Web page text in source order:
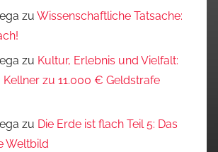
zu Wissenschaftliche Tatsache:
zu Kultur, Erlebnis und Vielfalt:
zu 11.000 € Geldstrafe
zu Die Erde ist flach Teil 5: Das
Weltbild